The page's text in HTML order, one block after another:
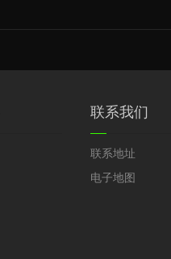
联系我们
联系地址
电子地图